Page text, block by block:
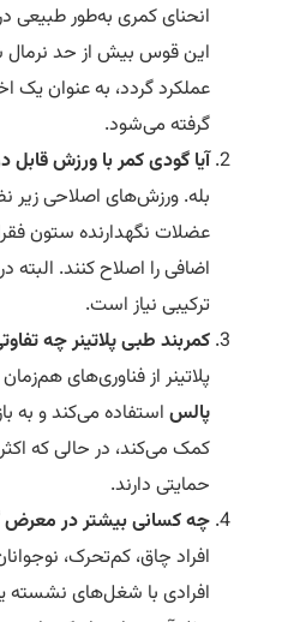
انحنای کمری به‌طور طبیعی در
این قوس بیش از حد نرمال شود
عملکرد گردد، به عنوان یک
گرفته می‌شود.
آیا گودی کمر با ورزش قابل
بله. ورزش‌های اصلاحی زیر نظر
عضلات نگهدارنده ستون فقرات
اضافی را اصلاح کنند. البته در
ترکیبی نیاز است.
کمربند طبی پلاتینر چه تفاوتی
پلاتینر از فناوری‌های هم‌زمان
پالساستفاده می‌کند و به
کمک می‌کند، در حالی که اکثر
حمایتی دارند.
چه کسانی بیشتر در معرض
افراد چاق، کم‌تحرک، نوجوانان
افرادی با شغل‌های نشسته یا